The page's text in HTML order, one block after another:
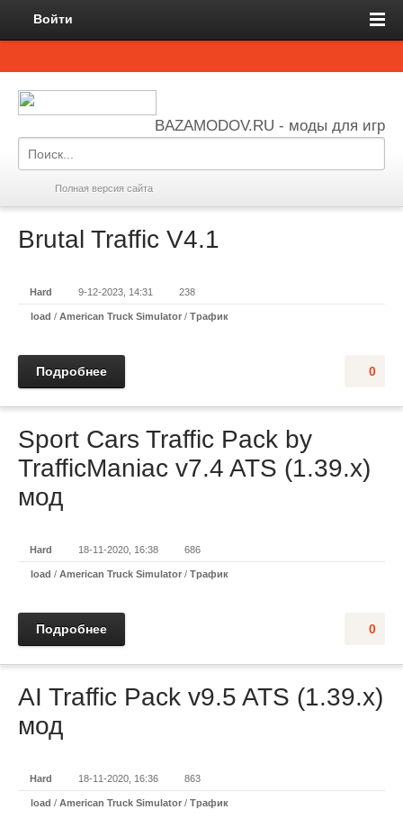
Войти
BAZAMODOV.RU - моды для игр
Полная версия сайта
Brutal Traffic V4.1
Hard 9-12-2023, 14:31 238
load / American Truck Simulator / Трафик
0
Подробнее
Sport Cars Traffic Pack by
TrafficManiac v7.4 ATS (1.39.x)
мод
Hard 18-11-2020, 16:38 686
load / American Truck Simulator / Трафик
0
Подробнее
AI Traffic Pack v9.5 ATS (1.39.x)
мод
Hard 18-11-2020, 16:36 863
load / American Truck Simulator / Трафик